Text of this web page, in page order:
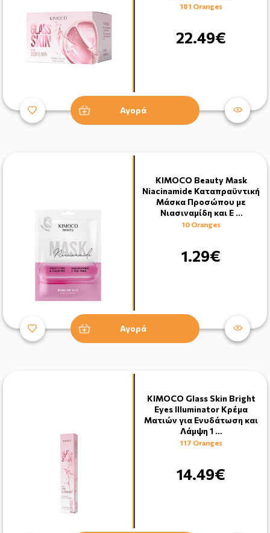
181 Oranges
22.49€
Αγορά
KIMOCO Beauty Mask
Niacinamide Καταπραϋντική
Μάσκα Προσώπου με
Νιασιναμίδη και Ε …
10 Oranges
1.29€
Αγορά
KIMOCO Glass Skin Bright
Eyes Illuminator Κρέμα
Ματιών για Ενυδάτωση και
Λάμψη 1 …
117 Oranges
14.49€